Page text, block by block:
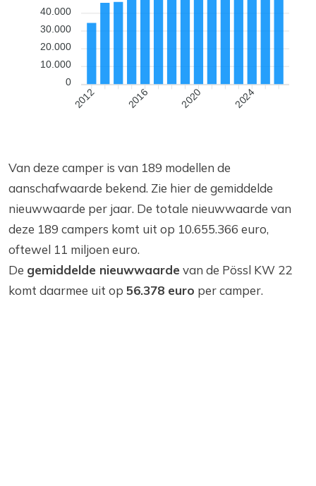
40.000
30.000
20.000
10.000
0
2012 2016 2020 2024
Van deze camper is van 189 modellen de
aanschafwaarde bekend. Zie hier de gemiddelde
nieuwwaarde per jaar. De totale nieuwwaarde van
deze 189 campers komt uit op 10.655.366 euro,
oftewel 11 miljoen euro.
De gemiddelde nieuwwaardevan de Pössl KW 22
komt daarmee uit op 56.378 euro per camper.